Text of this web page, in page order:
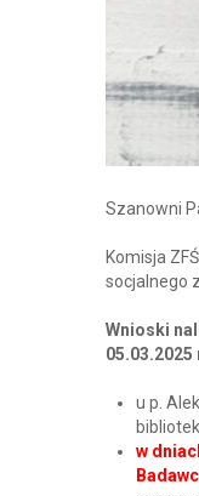
Szanowni
Komisja
socjalnego
Wnioski
05.03.2025
u p.
w